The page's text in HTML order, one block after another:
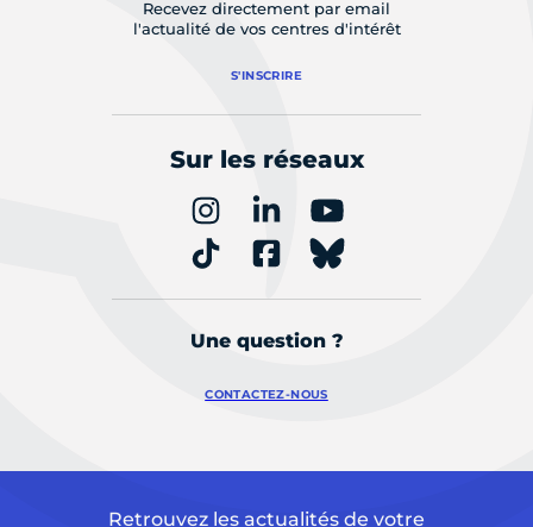
Recevez directement par email
l'actualité de vos centres d'intérêt
S'INSCRIRE
Sur les réseaux
Une question ?
CONTACTEZ-NOUS
Retrouvez les actualités de votre